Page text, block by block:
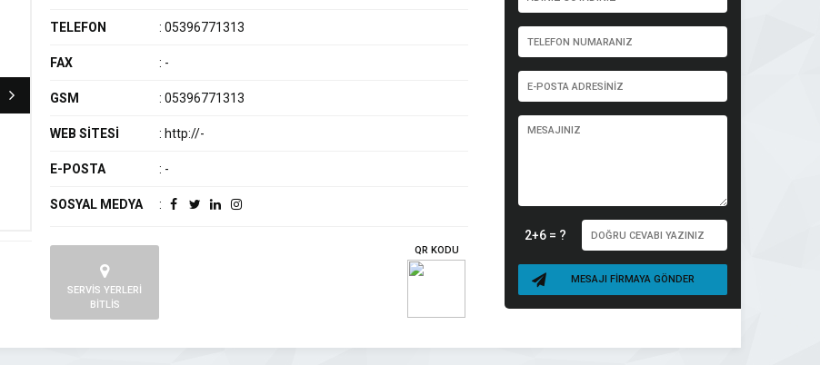
TELEFON : 05396771313
FAX : -
GSM : 05396771313
WEB SİTESİ : http://-
E-POSTA : -
SOSYAL MEDYA :
SERVİS YERLERİ
BİTLİS
QR KODU
2+6 = ?
MESAJI FİRMAYA GÖNDER